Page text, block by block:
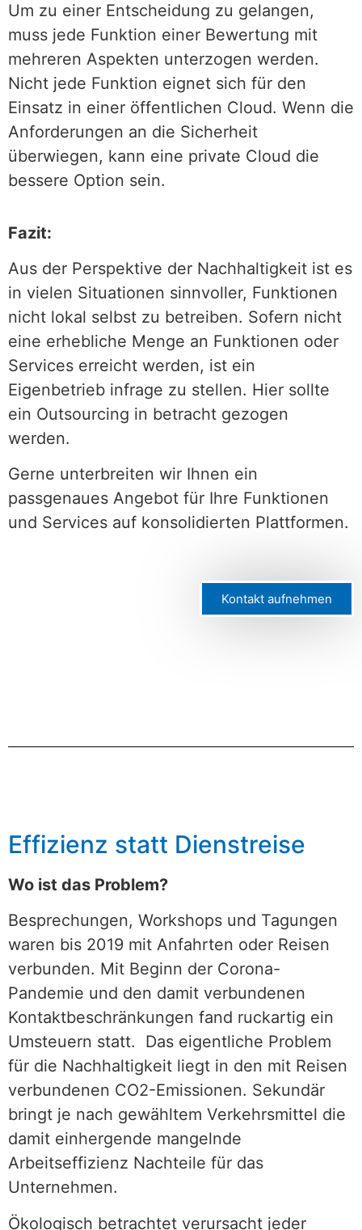
Um zu einer Entscheidung zu gelangen,
muss jede Funktion einer Bewertung mit
mehreren Aspekten unterzogen werden.
Nicht jede Funktion eignet sich für den
Einsatz in einer öffentlichen Cloud. Wenn die
Anforderungen an die Sicherheit
überwiegen, kann eine private Cloud die
bessere Option sein.
Fazit:
Aus der Perspektive der Nachhaltigkeit ist es
in vielen Situationen sinnvoller, Funktionen
nicht lokal selbst zu betreiben. Sofern nicht
eine erhebliche Menge an Funktionen oder
Services erreicht werden, ist ein
Eigenbetrieb infrage zu stellen. Hier sollte
ein Outsourcing in betracht gezogen
werden.
Gerne unterbreiten wir Ihnen ein
passgenaues Angebot für Ihre Funktionen
und Services auf konsolidierten Plattformen.
Kontakt aufnehmen
Effizienz statt Dienstreise
Wo ist das Problem?
Besprechungen, Workshops und Tagungen
waren bis 2019 mit Anfahrten oder Reisen
verbunden. Mit Beginn der Corona-
Pandemie und den damit verbundenen
Kontaktbeschränkungen fand ruckartig ein
Umsteuern statt. Das eigentliche Problem
für die Nachhaltigkeit liegt in den mit Reisen
verbundenen CO2-Emissionen. Sekundär
bringt je nach gewähltem Verkehrsmittel die
damit einhergende mangelnde
Arbeitseffizienz Nachteile für das
Unternehmen.
Ökologisch betrachtet verursacht jeder